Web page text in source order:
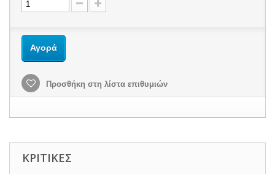
Αγορά
Προσθήκη στη λίστα επιθυμιών
ΚΡΙΤΙΚΈΣ